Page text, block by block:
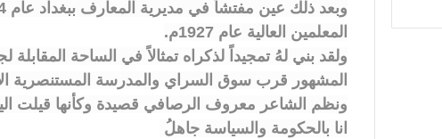
المعلمين العالية عام 1927م.
ولقد بني لهُ تمجيداً لذكراه تمثالاً في الساحة
المشهور قرب سوق السراي والمدرسة المستنصرية
ونظم الشاعر معروف الرصافي قصيدة وكأنها قيلت
انا بالحكومة والسياسة جاهلُ